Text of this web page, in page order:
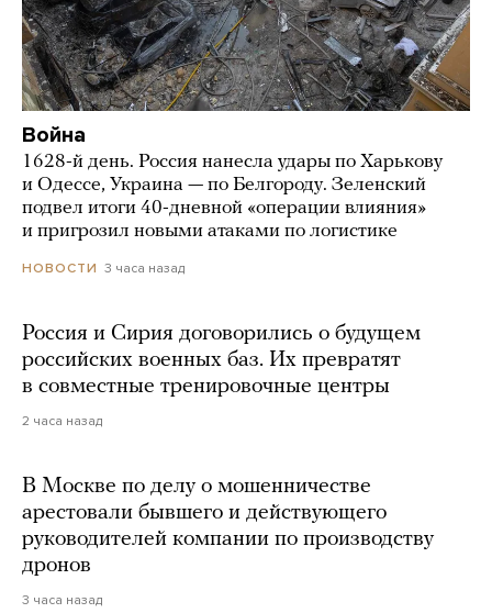
Война
1628-й день. Россия нанесла удары по Харькову
и Одессе, Украина — по Белгороду. Зеленский
подвел итоги 40-дневной «операции влияния»
и пригрозил новыми атаками по логистике
НОВОСТИ 3 часа назад
Россия и Сирия договорились о будущем
российских военных баз. Их превратят
в совместные тренировочные центры
2 часа назад
В Москве по делу о мошенничестве
арестовали бывшего и действующего
руководителей компании по производству
дронов
3 часа назад